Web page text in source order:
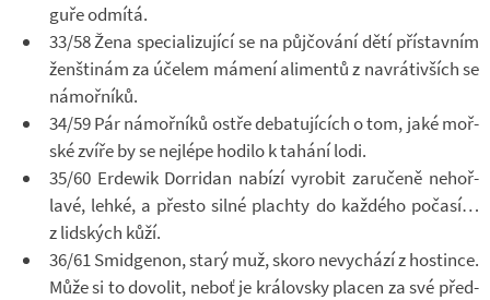
guře od­mítá.
33/58 Žena spe­ci­a­li­zu­jící se na půj­čo­vání dětí pří­stav­ním
žen­šti­nám za úče­lem má­mení ali­mentů z na­vrá­ti­vších se
ná­moř­níků.
34/59 Pár ná­moř­níků ostře de­ba­tu­jí­cích o tom, jaké moř­
ské zvíře by se nej­lépe ho­dilo k ta­hání lodi.
35/60 Er­dewik Dorri­dan na­bízí vy­ro­bit za­ru­čeně ne­hoř­
lavé, lehké, a přesto silné plachty do kaž­dého po­časí…
z lid­ských kůží.
36/61 Smi­dge­non, starý muž, skoro ne­vy­chází z hos­tince.
Může si to do­vo­lit, neboť je krá­lov­sky pla­cen za své před­